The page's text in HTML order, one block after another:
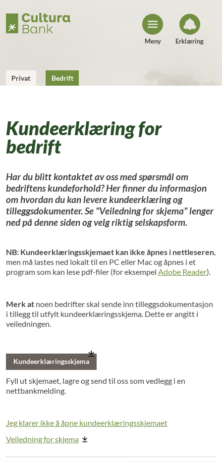
o
Meny Erklæring
Privat Bedrift
Kundeerklæring for
bedrift
Har du blitt kontaktet av oss med spørsmål om
bedriftens kundeforhold? Her finner du informasjon
om hvordan du kan levere kundeerklæring og
tilleggsdokumenter. Se "Veiledning for skjema" lenger
ned på denne siden og velg riktig selskapsform.
NB: Kundeerklæringsskjemaet kan ikke åpnes i nettleseren,
men må lastes ned lokalt til en PC eller Mac og åpnes i et
program som kan lese pdf-filer (for eksempel Adobe Reader).
Merk atnoen bedrifter skal sende inn tilleggsdokumentasjon
i tillegg til utfylt kundeerklæringsskjema. Dette er angitt i
veiledningen.
Kundeerklæringsskjema
Fyll ut skjemaet, lagre og send til oss som vedlegg i en
nettbankmelding.
Jeg klarer ikke å åpne kundeerklæringsskjemaet
Veiledning for skjema